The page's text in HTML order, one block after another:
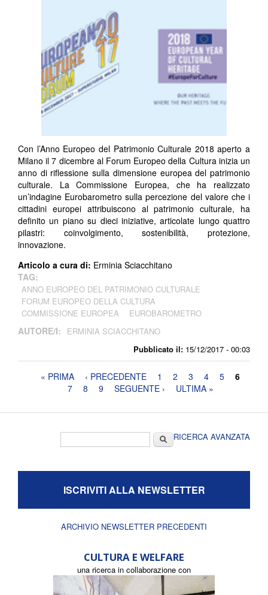
Pubblicato il: 15/12/2017 - 00:03
Con l’Anno Europeo del Patrimonio Culturale 2018 aperto a
Milano il 7 dicembre al Forum Europeo della Cultura inizia un
anno di riflessione sulla dimensione europea del patrimonio
culturale. La Commissione Europea, che ha realizzato
un’indagine Eurobarometro sulla percezione del valore che i
cittadini europei attribuiscono al patrimonio culturale, ha
definito un piano su dieci iniziative, articolate lungo quattro
pilastri: coinvolgimento, sostenibilità, protezione,
innovazione.
Articolo a cura di: Erminia Sciacchitano
TAG:
ANNO EUROPEO DEL PATRIMONIO CULTURALE
FORUM EUROPEO DELLA CULTURA
COMMISSIONE EUROPEA
EUROBAROMETRO
AUTORE/I: ERMINIA SCIACCHITANO
Pagine« PRIMA ‹ PRECEDENTE 1 2 3 4 5
6
7
8 9 SEGUENTE › ULTIMA »
CercaRICERCA AVANZATA
ISCRIVITI ALLA NEWSLETTER
ARCHIVIO NEWSLETTER PRECEDENTI
CULTURA E WELFARE
una ricerca in collaborazione con